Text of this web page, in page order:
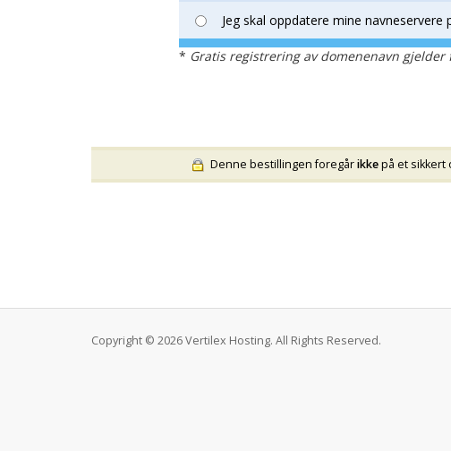
Jeg skal oppdatere mine
* Gratis registrering av domenenavn gjelder
Denne bestillingen foregårikkepå et sikkert
Copyright © 2026 Vertilex Hosting. All Rights Reserved.